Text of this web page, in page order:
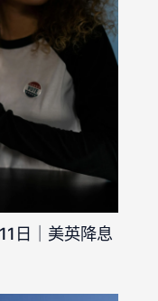
日｜美英降息